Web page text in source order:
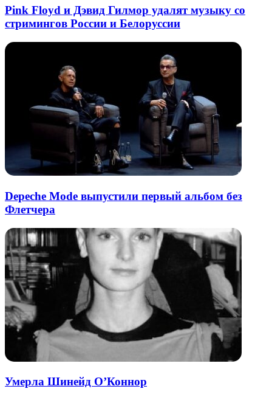
Pink Floyd и Дэвид Гилмор удалят музыку со
стримингов России и Белоруссии
Depeche Mode выпустили первый альбом без
Флетчера
Умерла Шинейд О’Коннор